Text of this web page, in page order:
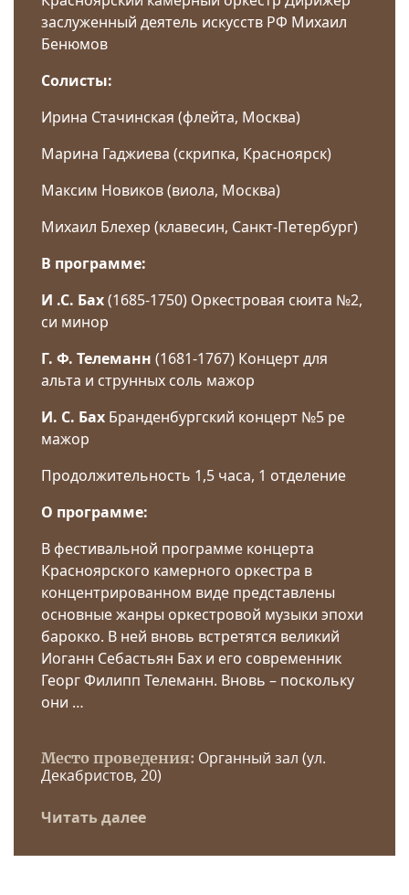
заслуженный деятель искусств РФ Михаил
Бенюмов
Солисты:
Ирина Стачинская (флейта, Москва)
Марина Гаджиева (скрипка, Красноярск)
Максим Новиков (виола, Москва)
Михаил Блехер (клавесин, Санкт-Петербург)
В программе:
И .С. Бах(1685-1750) Оркестровая сюита №2,
си минор
Г. Ф. Телеманн (1681-1767) Концерт для
альта и струнных соль мажор
И. С. Бах Бранденбургский концерт №5 ре
мажор
Продолжительность 1,5 часа, 1 отделение
О программе:
В фестивальной программе концерта
Красноярского камерного оркестра в
концентрированном виде представлены
основные жанры оркестровой музыки эпохи
барокко. В ней вновь встретятся великий
Иоганн Себастьян Бах и его современник
Георг Филипп Телеманн. Вновь – поскольку
они …
Место проведения: Органный зал (ул.
Декабристов, 20)
Читать далее